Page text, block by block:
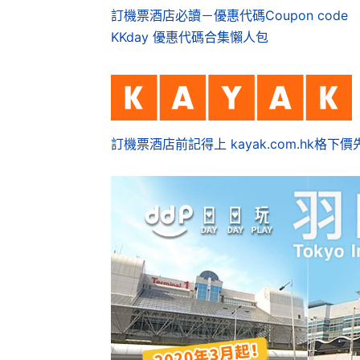
訂機票酒店必讀－優惠代碼Coupon code
KKday 優惠代碼合集懶人包
訂機票酒店前記得上 kayak.com.hk格下價